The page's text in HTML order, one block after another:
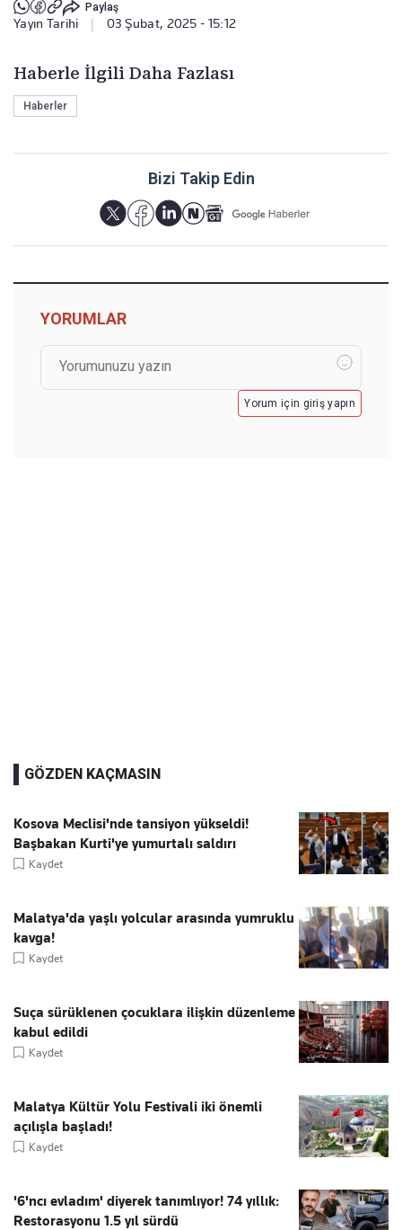
Paylaş
Yayın Tarihi 03 Şubat, 2025 - 15:12
Haberle İlgili Daha Fazlası
Haberler
Bizi Takip Edin
YORUMLAR
Yorum için giriş yapın
GÖZDEN KAÇMASIN
Kosova Meclisi'nde tansiyon yükseldi!
Başbakan Kurti'ye yumurtalı saldırı
Kaydet
Malatya'da yaşlı yolcular arasında yumruklu
kavga!
Kaydet
Suça sürüklenen çocuklara ilişkin düzenleme
kabul edildi
Kaydet
Malatya Kültür Yolu Festivali iki önemli
açılışla başladı!
Kaydet
'6'ncı evladım' diyerek tanımlıyor! 74 yıllık:
Restorasyonu 1.5 yıl sürdü